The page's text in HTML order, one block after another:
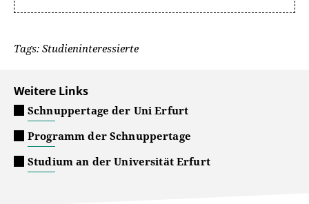
Tags: Studieninteressierte
Weitere Links
Schnuppertage der Uni Erfurt
Programm der Schnuppertage
Studium an der Universität Erfurt